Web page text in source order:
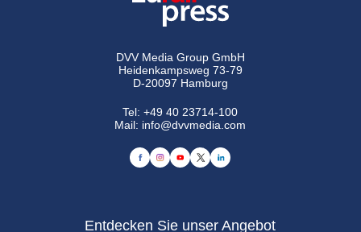
DVV Media Group GmbH
Heidenkampsweg 73-79
D-20097 Hamburg
Tel:+49 40 23714-100
Mail: info@dvvmedia.com
Entdecken Sie unser Angebot